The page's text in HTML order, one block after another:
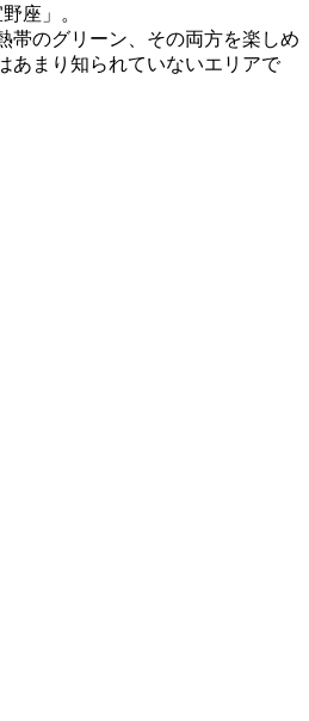
座」。
帯のグリーン、その両方を楽しめ
あまり知られていないエリアで